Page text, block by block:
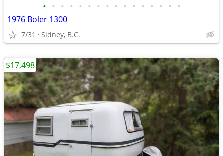
• • • • • • • • • • • • • • • •
1976 Boler 1300
7/31 Sidney, B.C.
$17,498